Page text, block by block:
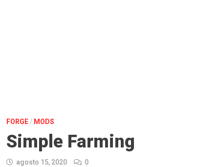
FORGE/ MODS
Simple Farming
agosto 15, 2020 0